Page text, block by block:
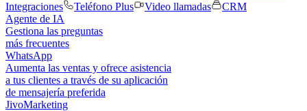
Integraciones
Teléfono Plus Video llamadas
CRM
Agente de IA
Gestiona las preguntas
más frecuentes
WhatsApp
Aumenta las ventas y ofrece asistencia
a tus clientes a través de su aplicación
de mensajería preferida
JivoMarketing